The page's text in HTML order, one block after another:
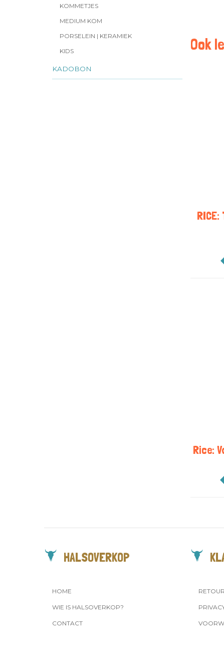
KOMMETJES
MEDIUM KOM
PORSELEIN | KERAMIEK
KIDS
KADOBON
Ook
RICE:
Rice:
HALSOVERKOP
HOME
WIE IS HALSOVERKOP?
CONTACT